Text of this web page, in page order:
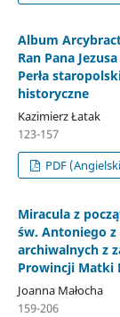
Album
Ran Pana
Perła
historyczne
Kazimierz Łatak
123-157
PDF
Miracula z
św. Antoniego z
archiwalnych z
Prowincji Matki
Joanna Małocha
159-206